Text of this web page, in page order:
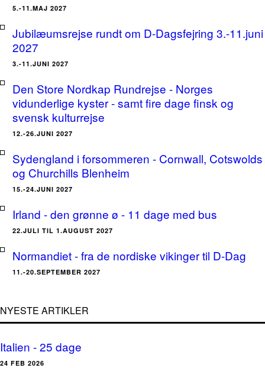
5.-11.MAJ 2027
Jubilæumsrejse rundt om D-Dagsfejring 3.-11.juni
2027
3.-11.JUNI 2027
Den Store Nordkap Rundrejse - Norges
vidunderlige kyster - samt fire dage finsk og
svensk kulturrejse
12.-26.JUNI 2027
Sydengland i forsommeren - Cornwall, Cotswolds
og Churchills Blenheim
15.-24.JUNI 2027
Irland - den grønne ø - 11 dage med bus
22.JULI TIL 1.AUGUST 2027
Normandiet - fra de nordiske vikinger til D-Dag
11.-20.SEPTEMBER 2027
NYESTE ARTIKLER
Italien - 25 dage
24 FEB 2026